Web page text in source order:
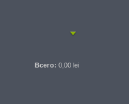
Всего: 0,00 lei